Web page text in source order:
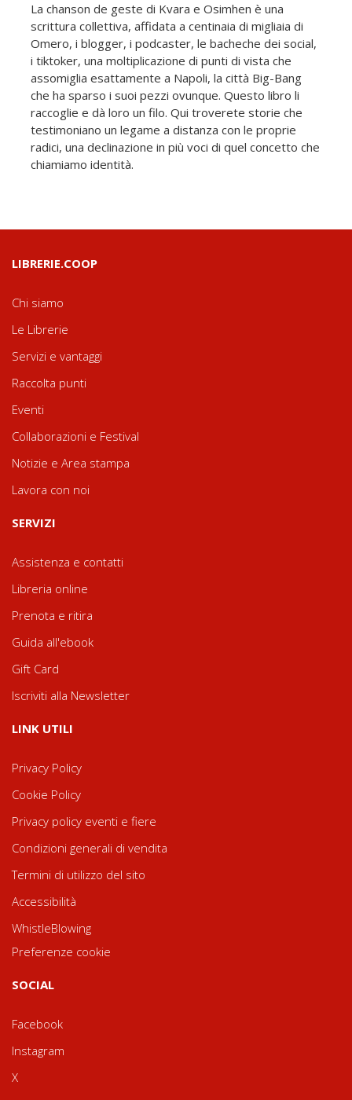
La chanson de geste di Kvara e Osimhen è una
scrittura collettiva, affidata a centinaia di migliaia di
Omero, i blogger, i podcaster, le bacheche dei social,
i tiktoker, una moltiplicazione di punti di vista che
assomiglia esattamente a Napoli, la città Big-Bang
che ha sparso i suoi pezzi ovunque. Questo libro li
raccoglie e dà loro un filo. Qui troverete storie che
testimoniano un legame a distanza con le proprie
radici, una declinazione in più voci di quel concetto che
chiamiamo identità.
LIBRERIE.COOP
Chi siamo
Le Librerie
Servizi e vantaggi
Raccolta punti
Eventi
Collaborazioni e Festival
Notizie e Area stampa
Lavora con noi
SERVIZI
Assistenza e contatti
Libreria online
Prenota e ritira
Guida all'ebook
Gift Card
Iscriviti alla Newsletter
LINK UTILI
Privacy Policy
Cookie Policy
Privacy policy eventi e fiere
Condizioni generali di vendita
Termini di utilizzo del sito
Accessibilità
WhistleBlowing
Preferenze cookie
SOCIAL
Facebook
Instagram
X